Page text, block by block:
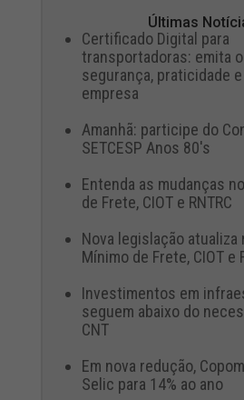
Últimas
Certificado Digital para
transportadoras: emita
segurança, praticidade
empresa
Amanhã: participe do
SETCESP Anos 80's
Entenda as mudanças
de Frete, CIOT e RNTRC
Nova legislação
Mínimo de Frete, CIOT e
Investimentos em
seguem abaixo do
CNT
Em nova redução,
Selic para 14% ao ano